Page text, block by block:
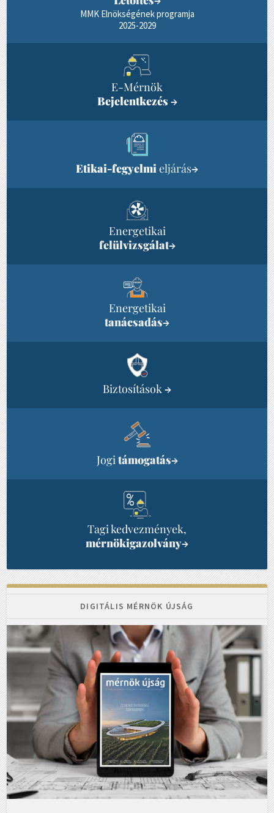
MMK Elnökségének programja
2025-2029
E-Mérnök
Bejelentkezés →
Etikai-fegyelmi eljárás→
Energetikai
felülvizsgálat→
Energetikai
tanácsadás→
Biztosítások→
Jogi támogatás→
Tagi kedvezmények,
mérnökigazolvány→
DIGITÁLIS MÉRNÖK ÚJSÁG